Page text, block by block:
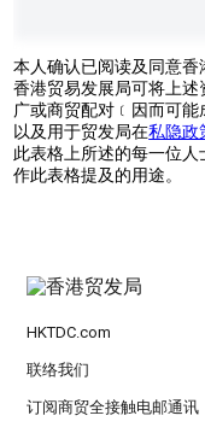
本人确认已阅读及同意香
香港贸易发展局可将上
广或商贸配对﹝因而可
以及用于贸发局在私隐政
此表格上所述的每一位
作此表格提及的用途。
HKTDC.com
联络我们
订阅商贸全接触电邮通讯